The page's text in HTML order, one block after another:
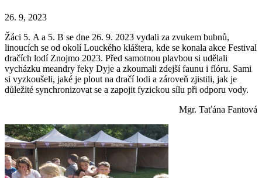
26. 9, 2023
Žáci 5. A a 5. B se dne 26. 9. 2023 vydali za zvukem bubnů,
linoucích se od okolí Louckého kláštera, kde se konala akce Festival
dračích lodí Znojmo 2023. Před samotnou plavbou si udělali
vycházku meandry řeky Dyje a zkoumali zdejší faunu i flóru. Sami
si vyzkoušeli, jaké je plout na dračí lodi a zároveň zjistili, jak je
důležité synchronizovat se a zapojit fyzickou sílu při odporu vody.
Mgr. Taťána Fantová